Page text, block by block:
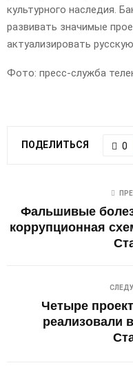
культурного наследия.
развивать значимые
актуализировать
Фото: пресс-служба
ПОДЕЛИТЬСЯ 0
Фальшивые
коррупционная
Четыре
реализовали